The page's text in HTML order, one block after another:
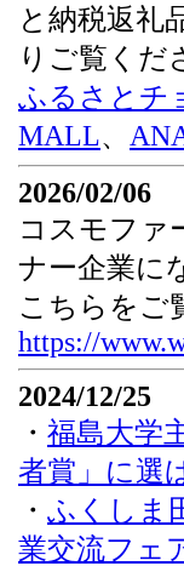
と納税返礼
りご覧くだ
ふるさとチ
MALL、
2026/02/06
コスモファ
ナー企業に
こちらをご
https://
2024/12/25
・ 福島大学
者賞」に選
・ ふくしま
業交流フェ